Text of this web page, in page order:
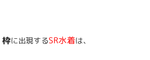
枠に出現するSR水着は、